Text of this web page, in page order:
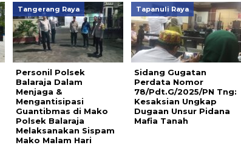
Tangerang Raya
Personil Polsek
Balaraja Dalam
Menjaga &
Mengantisipasi
Guantibmas di Mako
Polsek Balaraja
Melaksanakan Sispam
Mako Malam Hari
Tapanuli Raya
Sidang Gugatan
Perdata Nomor
78/Pdt.G/2025/PN Tng:
Kesaksian Ungkap
Dugaan Unsur Pidana
Mafia Tanah